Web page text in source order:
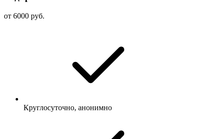
от 6000 руб.
Круглосуточно, анонимно